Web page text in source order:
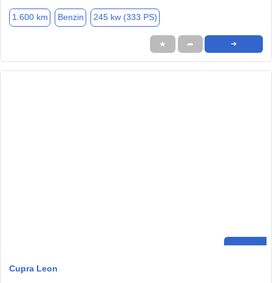
1.600 km Benzin 245 kw (333 PS)
★ ➦ ➜
Cupra Leon